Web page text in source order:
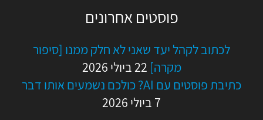
פוסטים אחרונים
לכתוב לקהל יעד שאני לא חלק ממנו [סיפור
מקרה] 22 ביולי 2026
כתיבת פוסטים עם AI? כולכם נשמעים אותו דבר
7 ביולי 2026